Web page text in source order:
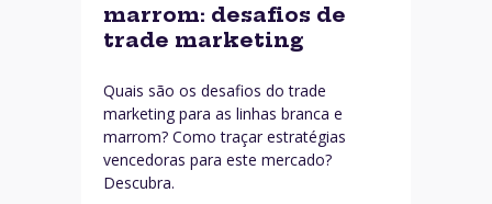
marrom: desafios de
trade marketing
Quais são os desafios do trade
marketing para as linhas branca e
marrom? Como traçar estratégias
vencedoras para este mercado?
Descubra.